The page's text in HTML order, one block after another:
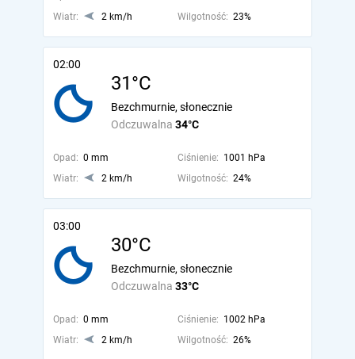
Wiatr:
2 km/h Wilgotność: 23%
02:00
31°C
Odczuwalna 34°C
Bezchmurnie, słonecznie
Opad: 0 mm Ciśnienie: 1001 hPa
Wiatr:
2 km/h Wilgotność: 24%
03:00
30°C
Odczuwalna 33°C
Bezchmurnie, słonecznie
Opad: 0 mm Ciśnienie: 1002 hPa
Wiatr:
2 km/h Wilgotność: 26%